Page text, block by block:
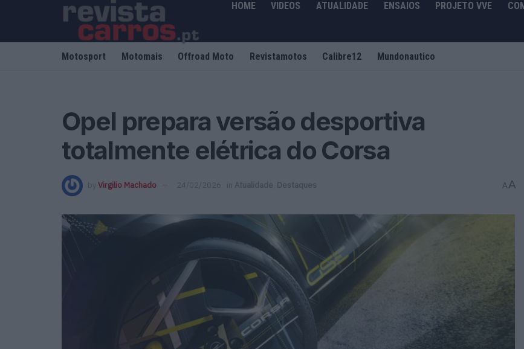
HOME VIDEOS ATUALIDADE ENSAIOS PROJETO VVE
Motosport Motomais Offroad Moto Revistamotos Calibre12 Mundonautico
Opel prepara versão desportiva
totalmente elétrica do Corsa
by Virgilio Machado 24/02/2026 in Atualidade Destaques AA